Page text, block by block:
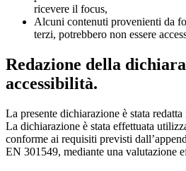
ricevere il focus,
Alcuni contenuti provenienti da
terzi, potrebbero non essere
Redazione della
accessibilità.
La presente dichiarazione è stata
La dichiarazione è stata effettuata
conforme ai requisiti previsti
EN 301549, mediante una valutazione